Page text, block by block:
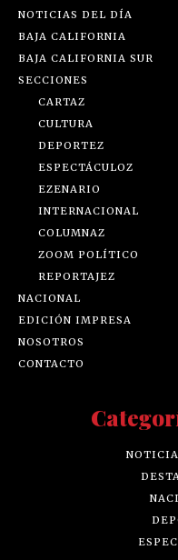
NOTICIAS DEL DÍA
BAJA CALIFORNIA
BAJA CALIFORNIA SUR
SECCIONES
CARTAZ
CULTURA
DEPORTEZ
ESPECTÁCULOZ
EZENARIO
INTERNACIONAL
COLUMNAZ
ZOOM POLÍTICO
REPORTAJEZ
NACIONAL
EDICIÓN IMPRESA
NOSOTROS
CONTACTO